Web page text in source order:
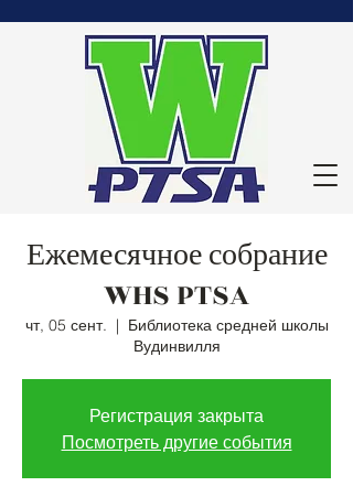
Ежемесячное собрание
WHS PTSA
чт, 05 сент.
  |
Библиотека средней школы
Вудинвилля
Регистрация закрыта
Посмотреть другие события